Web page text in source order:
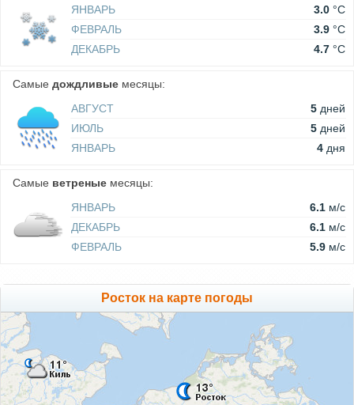
ЯНВАРЬ
3.0 °C
ФЕВРАЛЬ
3.9 °C
ДЕКАБРЬ
4.7 °C
Самые дождливые месяцы:
АВГУСТ
5 дней
ИЮЛЬ
5 дней
ЯНВАРЬ
4 дня
Самые ветреные месяцы:
ЯНВАРЬ
6.1 м/c
ДЕКАБРЬ
6.1 м/c
ФЕВРАЛЬ
5.9 м/c
Росток на карте погоды